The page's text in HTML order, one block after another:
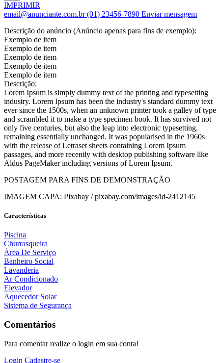
IMPRIMIR
email@anunciante.com.br(01) 23456-7890 Enviar mensagem
Descrição do anúncio (Anúncio apenas para fins de exemplo):
Exemplo de item
Exemplo de item
Exemplo de item
Exemplo de item
Exemplo de item
Descrição:
Lorem Ipsum is simply dummy text of the printing and typesetting
industry. Lorem Ipsum has been the industry's standard dummy text
ever since the 1500s, when an unknown printer took a galley of type
and scrambled it to make a type specimen book. It has survived not
only five centuries, but also the leap into electronic typesetting,
remaining essentially unchanged. It was popularised in the 1960s
with the release of Letraset sheets containing Lorem Ipsum
passages, and more recently with desktop publishing software like
Aldus PageMaker including versions of Lorem Ipsum.
POSTAGEM PARA FINS DE DEMONSTRAÇÃO
IMAGEM CAPA: Pixabay / pixabay.com/images/id-2412145
Características
Piscina
Churrasqueira
Área De Serviço
Banheiro Social
Lavanderia
Ar Condicionado
Elevador
Aquecedor Solar
Sistema de Segurança
Comentários
Para comentar realize o login em sua conta!
Login Cadastre-se